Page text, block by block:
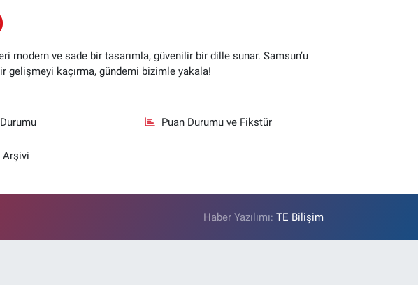
modern ve sade bir tasarımla, güvenilir bir dille sunar. Samsun’u
gelişmeyi kaçırma, gündemi bizimle yakala!
Puan Durumu ve Fikstür
Arşivi
Haber Yazılımı:TE Bilişim